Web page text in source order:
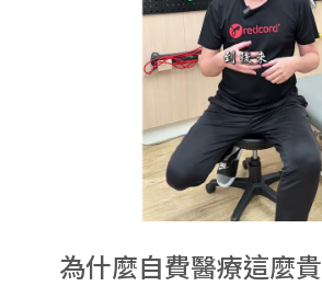
為什麼自費醫療這麼貴